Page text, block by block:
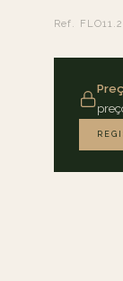
Ref.